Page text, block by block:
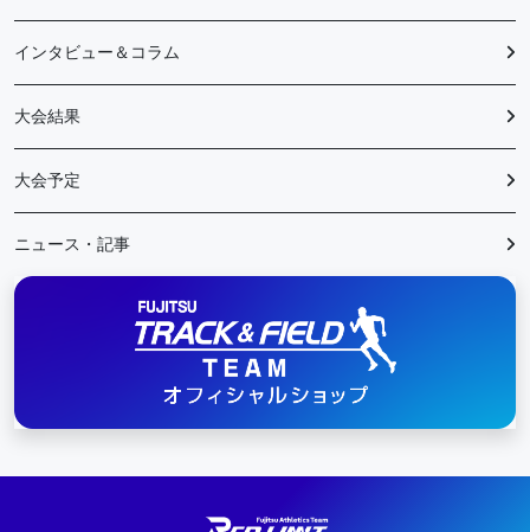
インタビュー＆コラム
大会結果
大会予定
ニュース・記事